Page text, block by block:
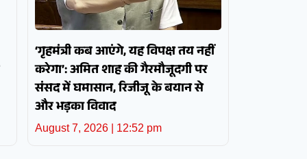
‘गृहमंत्री कब आएंगे, यह विपक्ष तय नहीं
करेगा’: अमित शाह की गैरमौजूदगी पर
संसद में घमासान, रिजीजू के बयान से
और भड़का विवाद
August 7, 2026 12:52 pm